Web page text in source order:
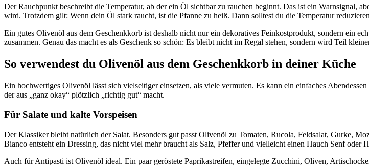
Der Rauchpunkt beschreibt die Temperatur, ab der ein Öl sichtbar zu rauchen beginnt. Das ist ein Warnsignal,
wird. Trotzdem gilt: Wenn dein Öl stark raucht, ist die Pfanne zu heiß. Dann solltest du die Temperatur
Ein gutes Olivenöl aus dem Geschenkkorb ist deshalb nicht nur ein dekoratives Feinkostprodukt, sondern ein
zusammen. Genau das macht es als Geschenk so schön: Es bleibt nicht im Regal stehen, sondern wird Teil
So verwendest du Olivenöl aus dem Geschenkkorb in deiner Küche
Ein hochwertiges Olivenöl lässt sich vielseitiger einsetzen, als viele vermuten. Es kann ein einfaches
der aus „ganz okay“ plötzlich „richtig gut“ macht.
Für Salate und kalte Vorspeisen
Der Klassiker bleibt natürlich der Salat. Besonders gut passt Olivenöl zu Tomaten, Rucola, Feldsalat, Gurke,
Bianco entsteht ein Dressing, das nicht viel mehr braucht als Salz, Pfeffer und vielleicht einen Hauch Senf oder
Auch für Antipasti ist Olivenöl ideal. Ein paar geröstete Paprikastreifen, eingelegte Zucchini, Oliven,